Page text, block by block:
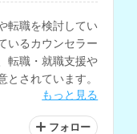
転職を検討してい
いるカウンセラー
転職・就職支援や
とされています。
もっと見る
フォロー